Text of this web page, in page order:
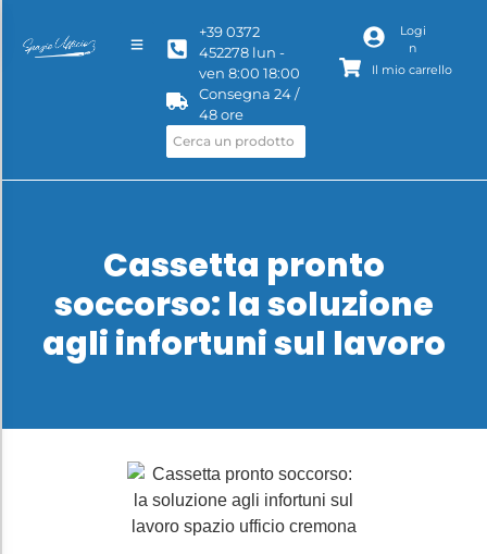
+39 0372
452278 lun -
ven 8:00 18:00
Consegna 24 /
48 ore
Logi
n
Il mio carrello
Cassetta pronto
soccorso: la soluzione
agli infortuni sul lavoro